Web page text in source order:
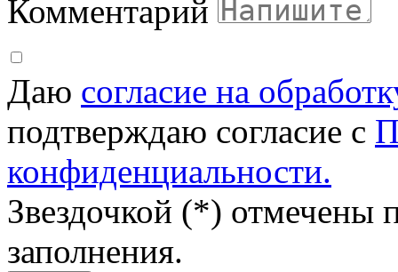
Комментарий
Даю согласие на
подтверждаю согласие с
конфиденциальности.
Звездочкой (*) отмечены
заполнения.